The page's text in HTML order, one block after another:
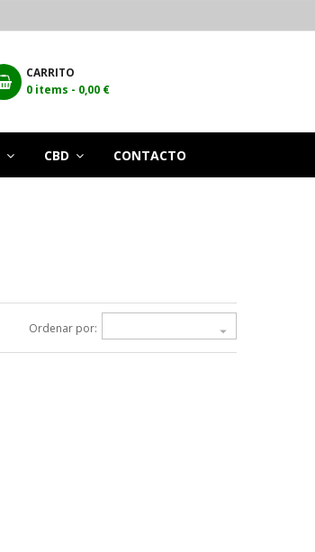
CARRITO
0 items - 0,00 €
CBD CONTACTO
Ordenar por: 